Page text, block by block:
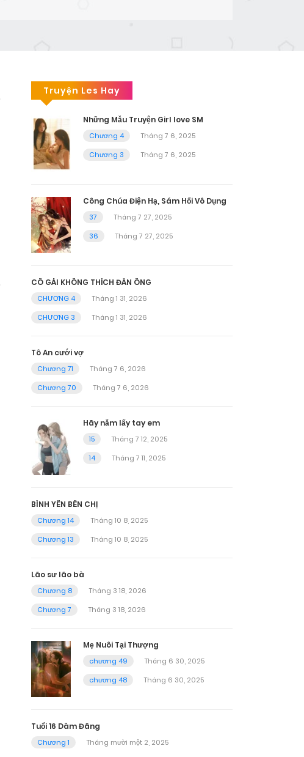
Truyện Les Hay
Những Mẫu Truyện Girl love SM
Chương 4
Tháng 7 6, 2025
Chương 3
Tháng 7 6, 2025
Công Chúa Điện Hạ, Sám Hối Vô Dụng
37
Tháng 7 27, 2025
36
Tháng 7 27, 2025
CÔ GÁI KHÔNG THÍCH ĐÀN ÔNG
CHƯƠNG 4
Tháng 1 31, 2026
CHƯƠNG 3
Tháng 1 31, 2026
Tô An cưới vợ
Chương 71
Tháng 7 6, 2026
Chương 70
Tháng 7 6, 2026
Hãy nắm lấy tay em
15
Tháng 7 12, 2025
14
Tháng 7 11, 2025
BÌNH YÊN BÊN CHỊ
Chương 14
Tháng 10 8, 2025
Chương 13
Tháng 10 8, 2025
Lão sư lão bà
Chương 8
Tháng 3 18, 2026
Chương 7
Tháng 3 18, 2026
Mẹ Nuôi Tại Thượng
chương 49
Tháng 6 30, 2025
chương 48
Tháng 6 30, 2025
Tuổi 16 Dâm Đãng
Chương 1 Tháng mười một 2, 2025